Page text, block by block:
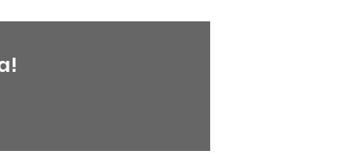
ÉS VÁLTOZÁSOK A